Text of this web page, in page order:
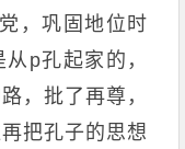
，巩固地位时
从 p孔起家的，
，批了再尊，
把孔子的思想